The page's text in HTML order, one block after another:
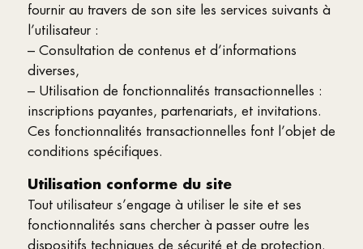
fournir au travers de son site les services suivants à
l’utilisateur :
– Consultation de contenus et d’informations
diverses,
– Utilisation de fonctionnalités transactionnelles :
inscriptions payantes, partenariats, et invitations.
Ces fonctionnalités transactionnelles font l’objet de
conditions spécifiques.
Utilisation conforme du site
Tout utilisateur s’engage à utiliser le site et ses
fonctionnalités sans chercher à passer outre les
dispositifs techniques de sécurité et de protection.